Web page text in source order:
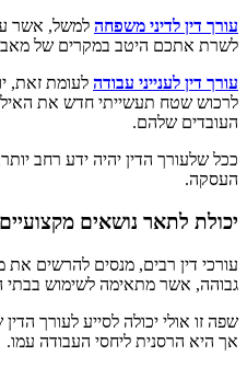
עורך דין לדיני משפחה למשל, אשר
לשרת אתכם היטב במקרים של
עורך דין לענייני עבודה לעומת זאת,
לרכוש שטח תעשייתי חדש את
העובדים שלהם.
ככל שלעורך הדין יהיה ידע רחב
העסקה.
יכולת לתאר נושאים
עורכי דין רבים, מנסים להרשים
גבוהה, אשר מתאימה לשימוש בבתי
שפה זו אולי יכולה לסייע לעורך
אך היא הרסנית ליחסי העבודה עמו.